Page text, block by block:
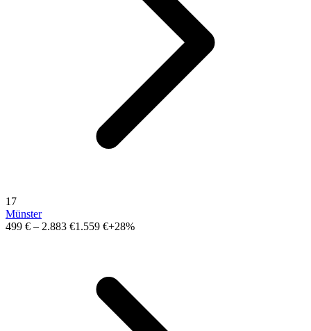
17
Münster
499 € – 2.883 €1.559 €+28%